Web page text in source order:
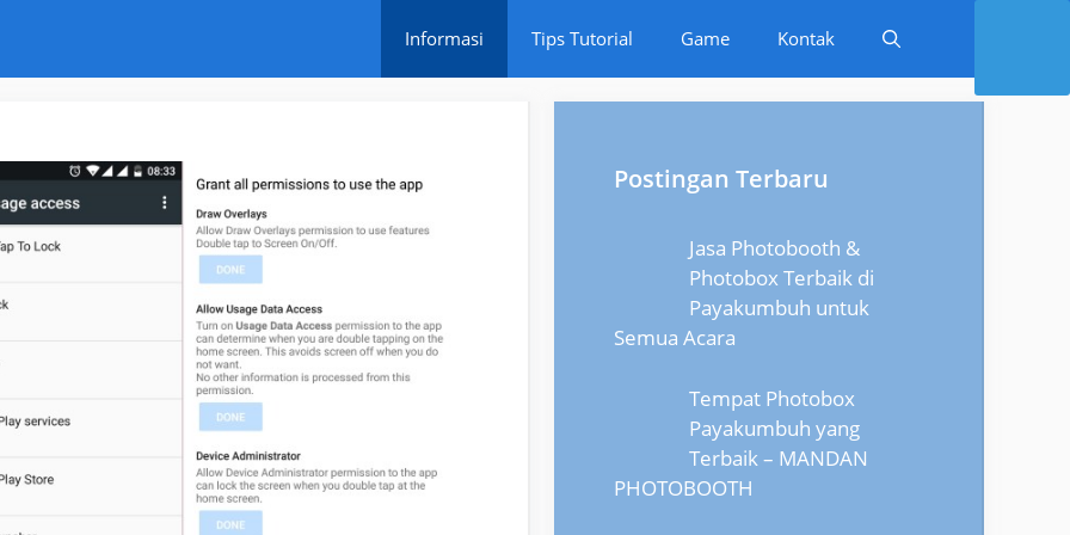
Informasi Tips Tutorial Game Kontak
Postingan Terbaru
Jasa Photobooth &
Photobox Terbaik di
Payakumbuh untuk
Semua Acara
Tempat Photobox
Payakumbuh yang
Terbaik – MANDAN
PHOTOBOOTH